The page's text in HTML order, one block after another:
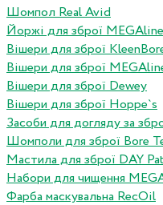
Шомпол Real Avid
Йоржі для зброї MEGAline
Вішери для зброї
Вішери для зброї
Вішери для зброї Dewey
Вішери для зброї Hoppe`s
Засоби для догляду за
Шомполи для зброї Bore
Мастила для зброї DAY
Набори для чищення
Фарба маскувальна RecOil